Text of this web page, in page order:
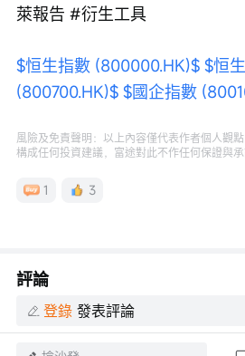
萊報告 #衍生工具
$恒生指數 (800000.HK)$ $恒
(800700.HK)$ $國企指數
風險及免責聲明：以上內容僅代表作者個人觀
構成任何投資建議，富途對此不作任何保證與承
1 3
評論
登錄 發表評論